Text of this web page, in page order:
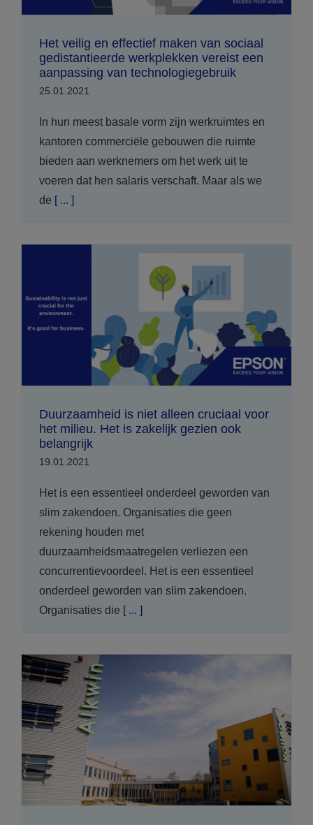
Het veilig en effectief maken van sociaal
gedistantieerde werkplekken vereist een
aanpassing van technologiegebruik
25.01.2021
In hun meest basale vorm zijn werkruimtes en
kantoren commerciële gebouwen die ruimte
bieden aan werknemers om het werk uit te
voeren dat hen salaris verschaft. Maar als we
de [ ... ]
Duurzaamheid is niet alleen cruciaal voor
het milieu. Het is zakelijk gezien ook
belangrijk
19.01.2021
Het is een essentieel onderdeel geworden van
slim zakendoen. Organisaties die geen
rekening houden met
duurzaamheidsmaatregelen verliezen een
concurrentievoordeel. Het is een essentieel
onderdeel geworden van slim zakendoen.
Organisaties die [ ... ]